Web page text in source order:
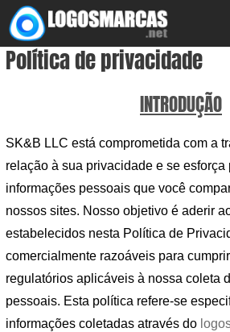
Skip
to
content
Política de privacidade
INTRODUÇÃO
SK&B LLC está comprometida com a
relação à sua privacidade e se esforça
informações pessoais que você
nossos sites. Nosso objetivo é aderir
estabelecidos nesta Política de
comercialmente razoáveis ​​para
regulatórios aplicáveis ​​à nossa coleta
pessoais. Esta política refere-se
informações coletadas através do